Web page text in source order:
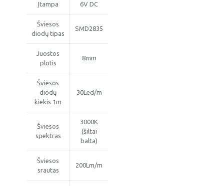
Įtampa 6V DC
Šviesos
diodų tipas
SMD2835
Juostos
plotis
8mm
Šviesos
diodų
kiekis 1m
30Led/m
Šviesos
spektras
3000K
(šiltai
balta)
Šviesos
srautas
200Lm/m